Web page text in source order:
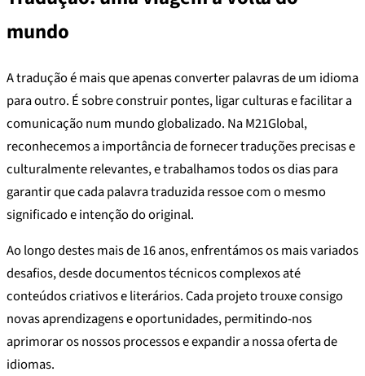
mundo
A tradução é mais que apenas converter palavras de um idioma
para outro. É sobre construir pontes, ligar culturas e facilitar a
comunicação num mundo globalizado. Na M21Global,
reconhecemos a importância de fornecer traduções precisas e
culturalmente relevantes, e trabalhamos todos os dias para
garantir que cada palavra traduzida ressoe com o mesmo
significado e intenção do original.
Ao longo destes mais de 16 anos, enfrentámos os mais variados
desafios, desde documentos técnicos complexos até
conteúdos criativos e literários. Cada projeto trouxe consigo
novas aprendizagens e oportunidades, permitindo-nos
aprimorar os nossos processos e expandir a nossa oferta de
idiomas.